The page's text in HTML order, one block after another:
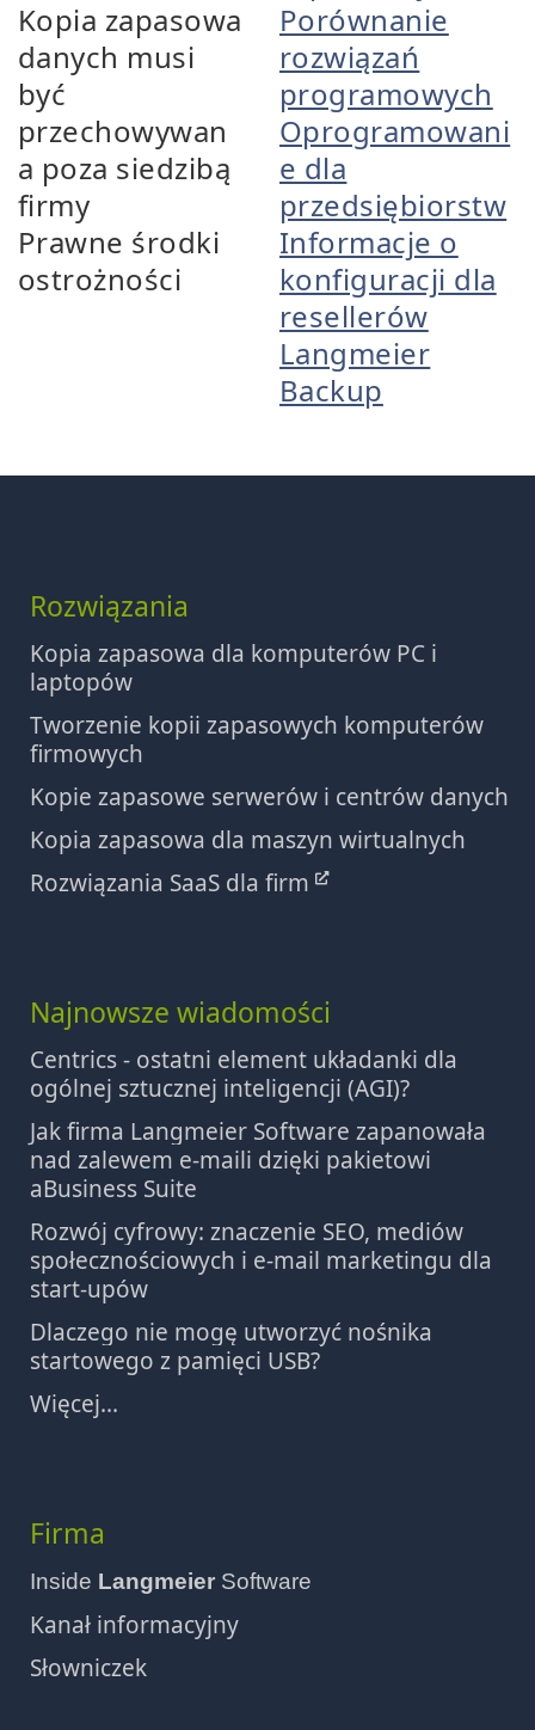
Kopia zapasowa
danych musi
być
przechowywan
a poza siedzibą
firmy
Prawne środki
ostrożności
Porównanie
rozwiązań
programowych
Oprogramowani
e dla
przedsiębiorstw
Informacje o
konfiguracji dla
resellerów
Langmeier
Backup
Rozwiązania
Kopia zapasowa dla komputerów PC i
laptopów
Tworzenie kopii zapasowych komputerów
firmowych
Kopie zapasowe serwerów i centrów danych
Kopia zapasowa dla maszyn wirtualnych
Rozwiązania SaaS dla firm
Najnowsze wiadomości
Centrics - ostatni element układanki dla
ogólnej sztucznej inteligencji (AGI)?
Jak firma Langmeier Software zapanowała
nad zalewem e-maili dzięki pakietowi
aBusiness Suite
Rozwój cyfrowy: znaczenie SEO, mediów
społecznościowych i e-mail marketingu dla
start-upów
Dlaczego nie mogę utworzyć nośnika
startowego z pamięci USB?
Więcej...
Firma
Inside Langmeier Software
Kanał informacyjny
Słowniczek